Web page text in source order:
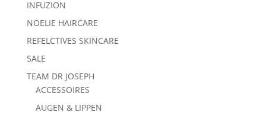
INFUZION
NOELIE HAIRCARE
REFELCTIVES SKINCARE
SALE
TEAM DR JOSEPH
ACCESSOIRES
AUGEN & LIPPEN